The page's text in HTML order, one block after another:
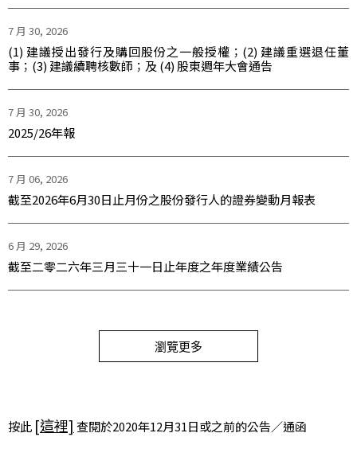
7 月 30, 2026
(1) 建議授出發行及購回股份之一般授權；(2) 建議重選退任董
事；(3) 建議續聘核數師；及 (4) 股東週年大會通告
7 月 30, 2026
2025/26年報
7 月 06, 2026
截至2026年6月30日止月份之股份發行人的證券變動月報表
6 月 29, 2026
截至二零二六年三月三十一日止年度之年度業績公告
瀏覽更多
按此 [這裡] 查閱於2020年12月31日或之前的公告／通函